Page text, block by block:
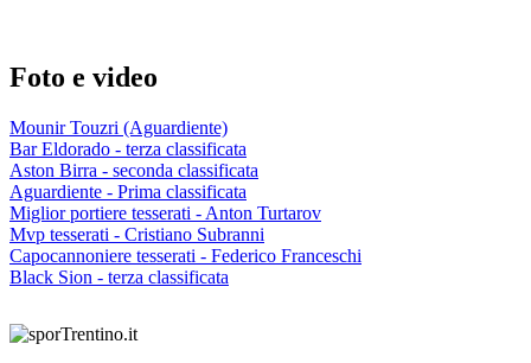
Foto e video
Mounir Touzri (Aguardiente)
Bar Eldorado - terza classificata
Aston Birra - seconda classificata
Aguardiente - Prima classificata
Miglior portiere tesserati - Anton Turtarov
Mvp tesserati - Cristiano Subranni
Capocannoniere tesserati - Federico Franceschi
Black Sion - terza classificata